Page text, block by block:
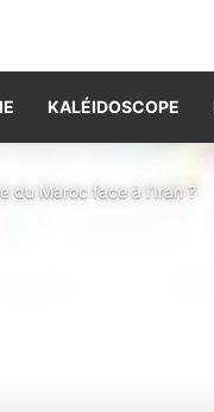
KALÉIDOSCOPE
du Maroc face à l’Iran ?